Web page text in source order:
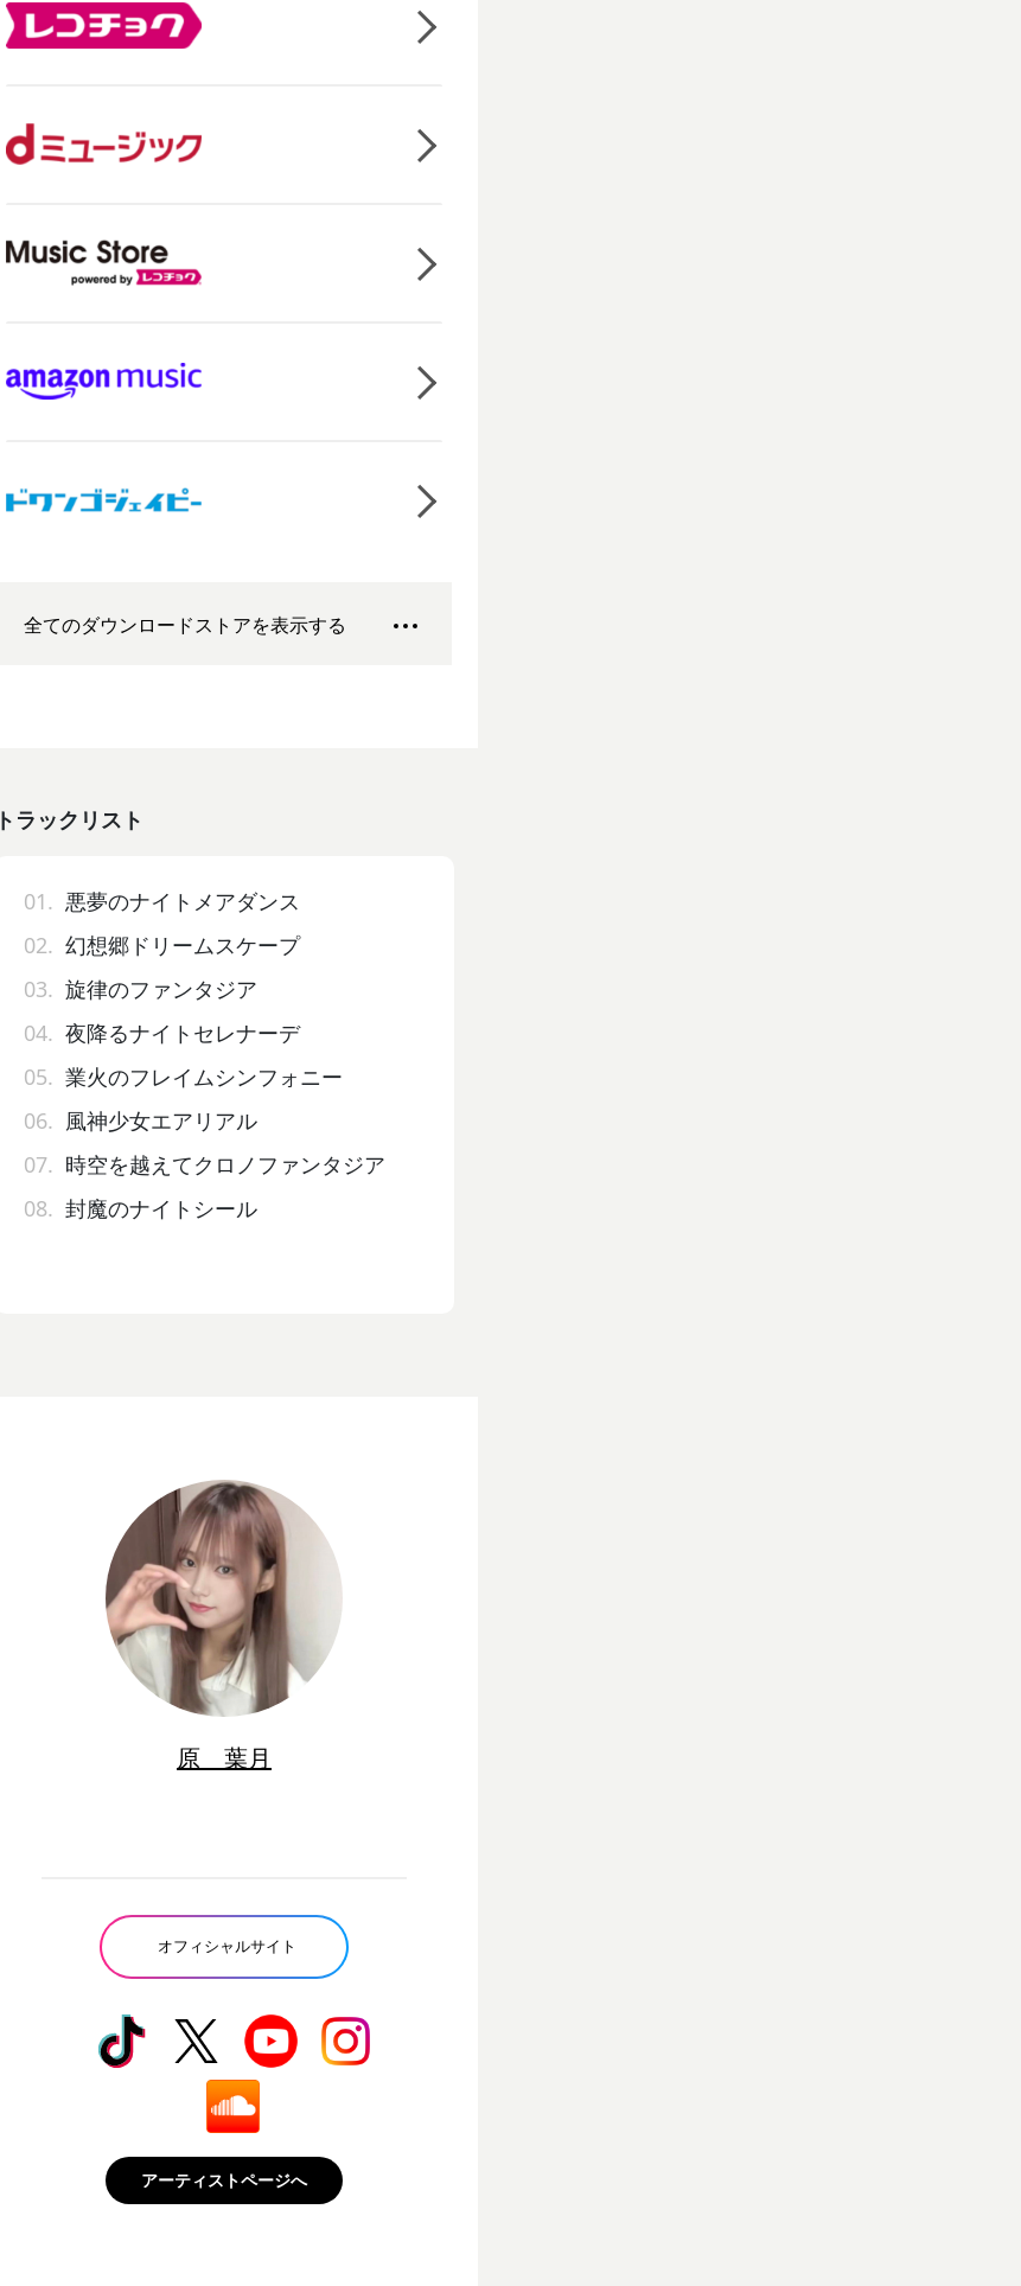
全てのダウンロードストアを表示する
トラックリスト
01. 悪夢のナイトメアダンス
02. 幻想郷ドリームスケープ
03. 旋律のファンタジア
04. 夜降るナイトセレナーデ
05. 業火のフレイムシンフォニー
06. 風神少女エアリアル
07. 時空を越えてクロノファンタジア
08. 封魔のナイトシール
原 葉月
オフィシャルサイト
アーティストページへ